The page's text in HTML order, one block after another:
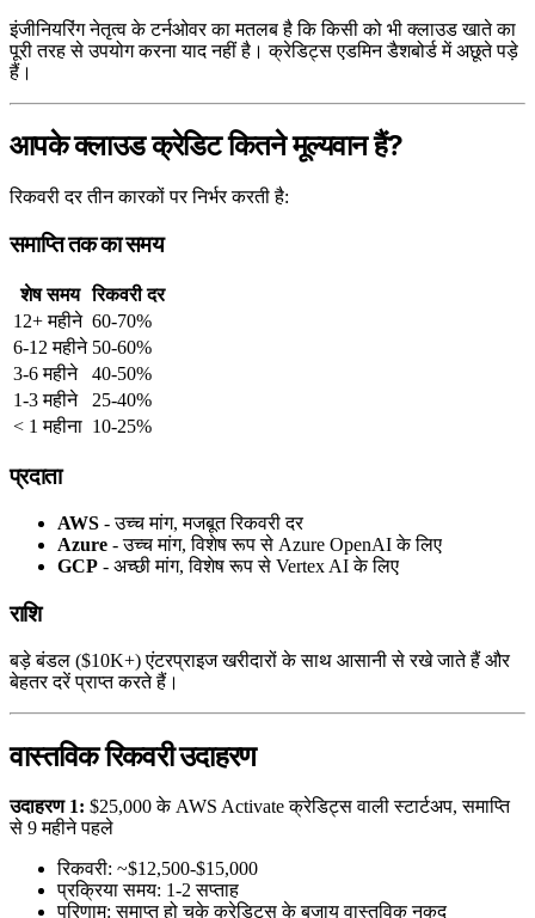
इंजीनियरिंग नेतृत्व के टर्नओवर का मतलब है कि किसी को भी क्लाउड खाते का
पूरी तरह से उपयोग करना याद नहीं है। क्रेडिट्स एडमिन डैशबोर्ड में अछूते पड़े
हैं।
आपके क्लाउड क्रेडिट कितने मूल्यवान हैं?
रिकवरी दर तीन कारकों पर निर्भर करती है:
समाप्ति तक का समय
शेष समय रिकवरी दर
12+ महीने 60-70%
6-12 महीने 50-60%
3-6 महीने
40-50%
1-3 महीने
25-40%
< 1 महीना 10-25%
प्रदाता
AWS - उच्च मांग, मजबूत रिकवरी दर
Azure - उच्च मांग, विशेष रूप से Azure OpenAI के लिए
GCP - अच्छी मांग, विशेष रूप से Vertex AI के लिए
राशि
बड़े बंडल ($10K+) एंटरप्राइज खरीदारों के साथ आसानी से रखे जाते हैं और
बेहतर दरें प्राप्त करते हैं।
वास्तविक रिकवरी उदाहरण
उदाहरण 1: $25,000 के AWS Activate क्रेडिट्स वाली स्टार्टअप, समाप्ति
से 9 महीने पहले
रिकवरी: ~$12,500-$15,000
प्रक्रिया समय: 1-2 सप्ताह
परिणाम: समाप्त हो चुके क्रेडिट्स के बजाय वास्तविक नकद